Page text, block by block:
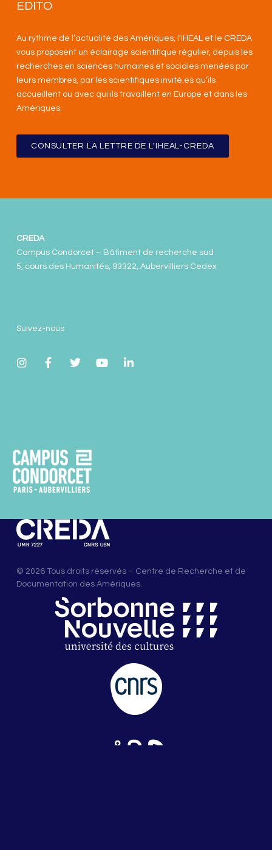
EDITO
Au rythme de l’actualité des Amériques, l’IHEAL et le CREDA
vous proposent un éclairage scientifique régulier, depuis les
recherches en sciences humaines et sociales menées par
leurs membres, par les scientifiques invité.es qu’ils
accueillent ou avec qui ils travaillent en Europe et dans les
Amériques.
CONSULTER LA LETTRE DE L'IHEAL-CREDA
© 2026 Tous droits réservés – Centre de Recherche et de
Documentation des Amériques.
CREDA
Campus Condorcet – Bâtiment de recherche sud
5, cours des Humanités, 93322, Aubervilliers Cedex
Suivez-nous